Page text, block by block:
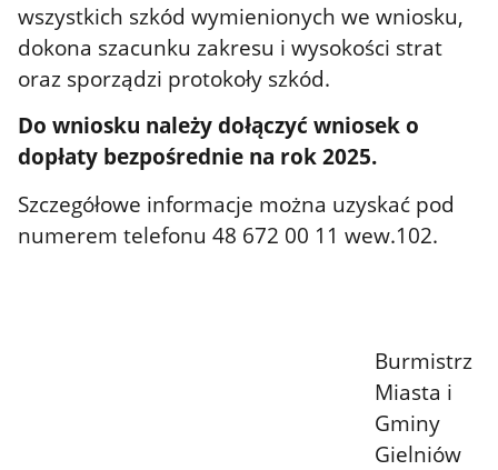
wszystkich szkód wymienionych we wniosku,
dokona szacunku zakresu i wysokości strat
oraz sporządzi protokoły szkód.
Do wniosku należy dołączyć wniosek o
dopłaty bezpośrednie na rok 2025.
Szczegółowe informacje można uzyskać pod
numerem telefonu 48 672 00 11 wew.102.
Burmistrz
Miasta i
Gminy
Gielniów